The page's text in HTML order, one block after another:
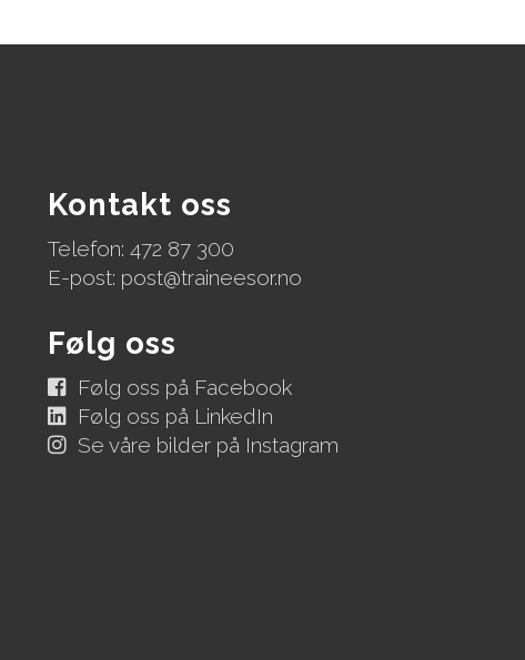
Kontakt oss
Telefon: 472 87 300
E-post: post@traineesor.no
Følg oss
Følg oss på Facebook
Følg oss på LinkedIn
Se våre bilder på Instagram